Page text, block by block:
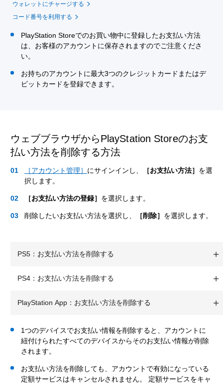
ウォレットにチャージする
コード番号を利用する
PlayStation Storeでのお買い物中に登録したお支払い方法
は、お客様のアカウントに保存されますのでご注意くださ
い。
お持ちのアカウントに最大3つのクレジットカードまたはデ
ビットカードを登録できます。
ウェブブラウザからPlayStation Storeのお支
払い方法を削除する方法
［アカウント管理］ にサインインし、 ［お支払い方法］ を選
択します。
［お支払い方法の登録］ を選択します。
削除したいお支払い方法を選択し、 ［削除］ を選択します。
PS5：お支払い方法を削除する
PS4：お支払い方法を削除する
PlayStation App：お支払い方法を削除する
1つのデバイスでお支払い情報を削除すると、アカウントに
紐付けられたすべてのデバイスからそのお支払い情報が削除
されます。
お支払い方法を削除しても、アカウントで有効になっている
定額サービスはキャンセルされません。 定額サービスをキャ